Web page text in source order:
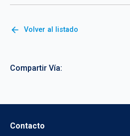
arrow_back Volver al listado
Compartir Vía:
Contacto